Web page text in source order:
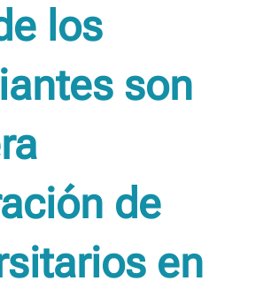
los
son
de
en